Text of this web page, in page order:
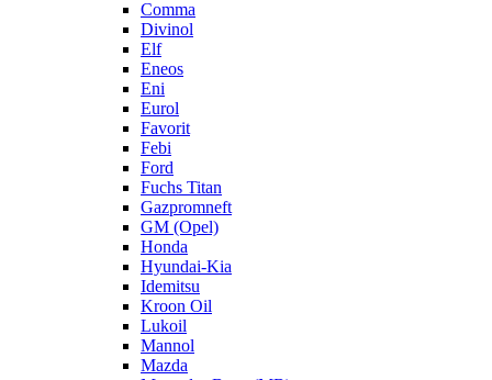
Comma
Divinol
Elf
Eneos
Eni
Eurol
Favorit
Febi
Ford
Fuchs Titan
Gazpromneft
GM (Opel)
Honda
Hyundai-Kia
Idemitsu
Kroon Oil
Lukoil
Mannol
Mazda